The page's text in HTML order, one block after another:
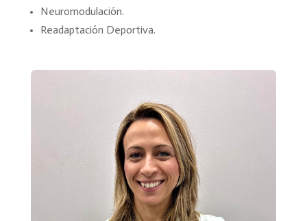
Neuromodulación.
Readaptación Deportiva.